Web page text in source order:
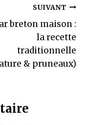
SUIVANT
breton maison :
la recette
traditionnelle
& pruneaux)